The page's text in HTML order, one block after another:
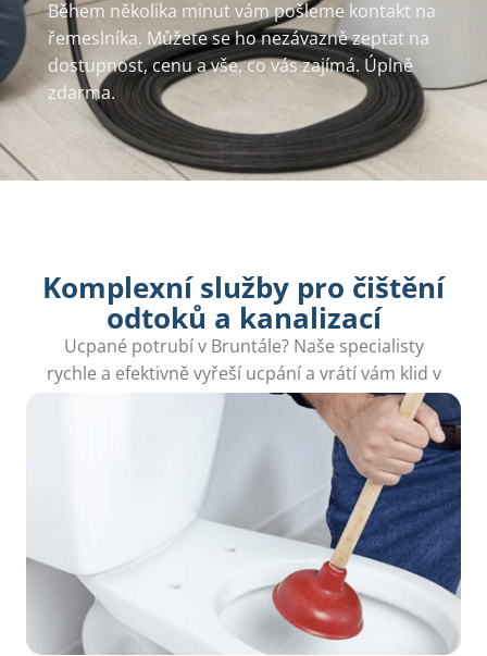
Během několika minut vám pošleme kontakt na
řemeslníka. Můžete se ho nezávazně zeptat na
dostupnost, cenu a vše, co vás zajímá. Úplně
zdarma.
Komplexní služby pro čištění
odtoků a kanalizací
Ucpané potrubí v Bruntále? Naše specialisty
rychle a efektivně vyřeší ucpání a vrátí vám klid v
domácnosti, se zaměřením na místní potřeby.